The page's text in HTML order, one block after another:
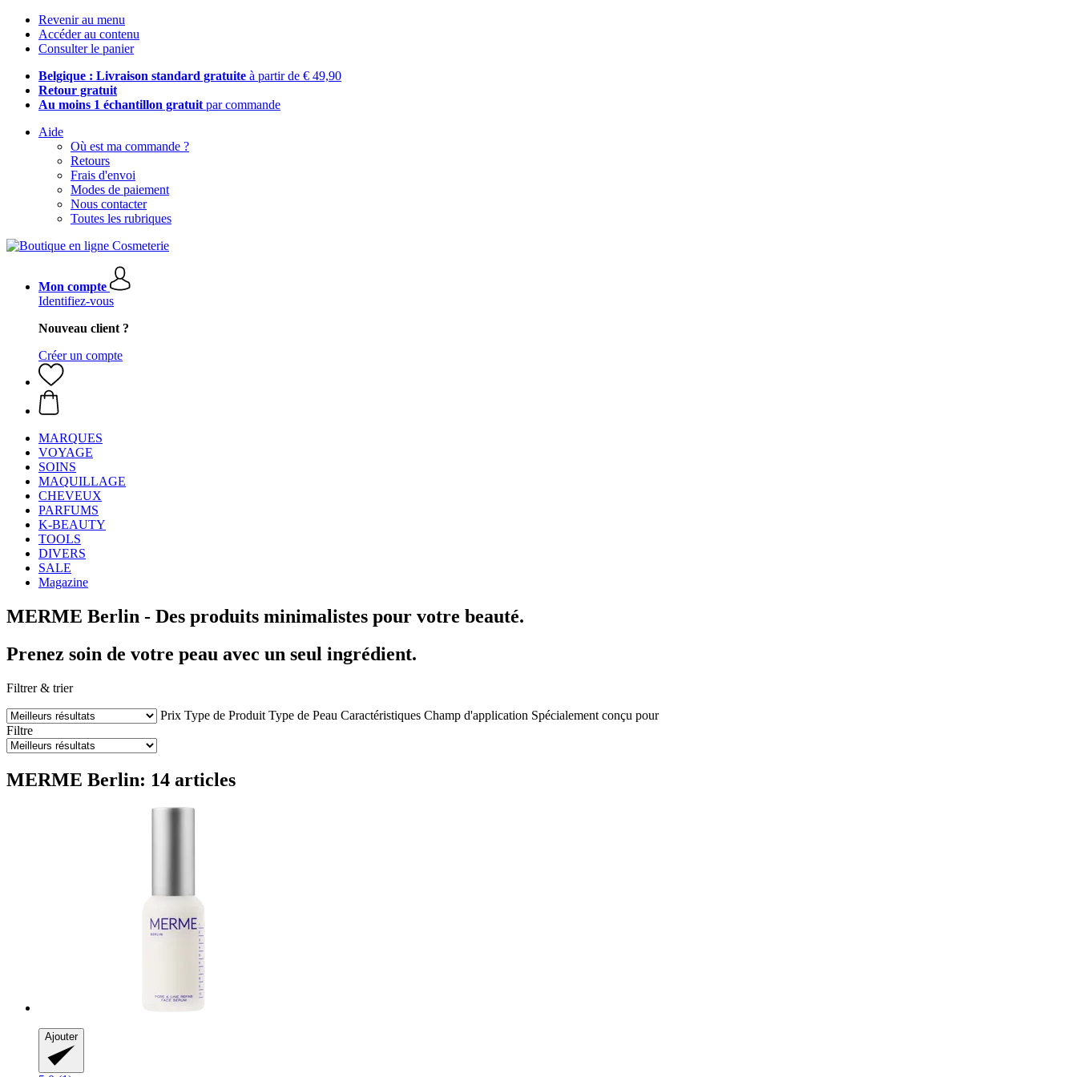
Revenir au menu
Accéder au contenu
Consulter le panier
Belgique : Livraison standard gratuite à partir de € 49,90
Retour gratuit
Au moins 1 échantillon gratuit par commande
Aide
Où est ma commande ?
Retours
Frais d'envoi
Modes de paiement
Nous contacter
Toutes les rubriques
Mon compte
Identifiez-vous
Nouveau client ?
Créer un compte
MARQUES
VOYAGE
SOINS
MAQUILLAGE
CHEVEUX
PARFUMS
K-BEAUTY
TOOLS
DIVERS
SALE
Magazine
MERME Berlin - Des produits minimalistes pour votre beauté.
Prenez soin de votre peau avec un seul ingrédient.
Filtrer & trier
Prix Type de Produit Type de Peau Caractéristiques Champ d'application Spécialement conçu pour
Filtre
MERME Berlin: 14 articles
Ajouter